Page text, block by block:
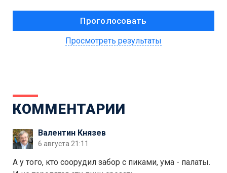
Просмотреть результаты
КОММЕНТАРИИ
Валентин Князев
6 августа 21:11
А у того, кто соорудил забор с пиками, ума - палаты.